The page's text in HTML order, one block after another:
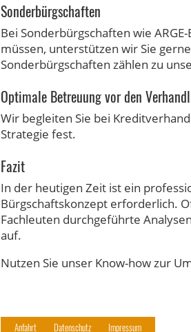
Sonderbürgschaften
Bei Sonderbürgschaften wie
müssen, unterstützen wir Sie
Sonderbürgschaften zählen zu
Optimale Betreuung vor den
Wir begleiten Sie bei
Strategie fest.
Fazit
In der heutigen Zeit ist ein
Bürgschaftskonzept erforderlich.
Fachleuten durchgeführte
auf.
Nutzen Sie unser Know-how zur
Anfahrt Datenschutz Impressum